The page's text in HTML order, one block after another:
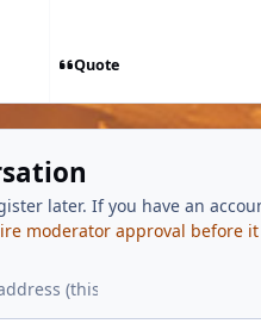
Quote
later. If you have an
moderator approval before